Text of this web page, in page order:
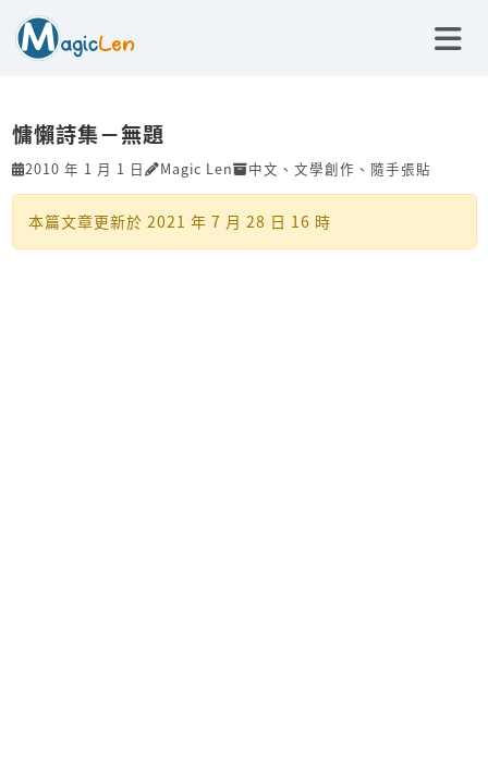
慵懶詩集－無題
2010 年 1 月 1 日 Magic Len 中文 、 文學創作 、 隨手張貼
本篇文章更新於 2021 年 7 月 28 日 16 時